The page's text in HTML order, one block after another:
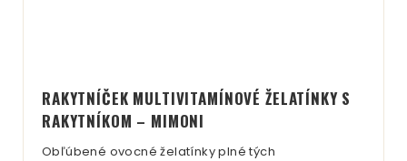
RAKYTNÍČEK MULTIVITAMÍNOVÉ ŽELATÍNKY S
RAKYTNÍKOM – MIMONI
Obľúbené ovocné želatínky plné tých